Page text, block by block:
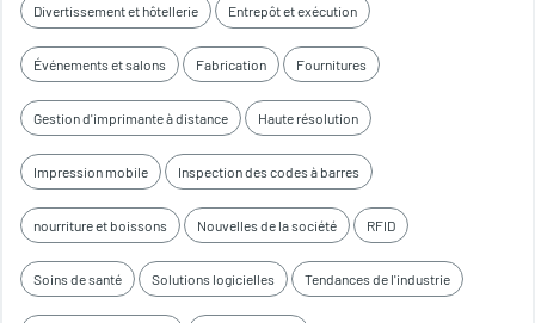
Divertissement et hôtellerie Entrepôt et exécution
Événements et salons Fabrication Fournitures
Gestion d'imprimante à distance Haute résolution
Impression mobile Inspection des codes à barres
nourriture et boissons Nouvelles de la société RFID
Soins de santé Solutions logicielles Tendances de l'industrie